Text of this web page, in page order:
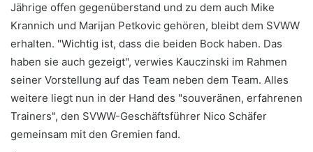
Jährige offen gegenüberstand und zu dem auch Mike
Krannich und Marijan Petkovic gehören, bleibt dem SVWW
erhalten. "Wichtig ist, dass die beiden Bock haben. Das
haben sie auch gezeigt", verwies Kauczinski im Rahmen
seiner Vorstellung auf das Team neben dem Team. Alles
weitere liegt nun in der Hand des "souveränen, erfahrenen
Trainers", den SVWW-Geschäftsführer Nico Schäfer
gemeinsam mit den Gremien fand.